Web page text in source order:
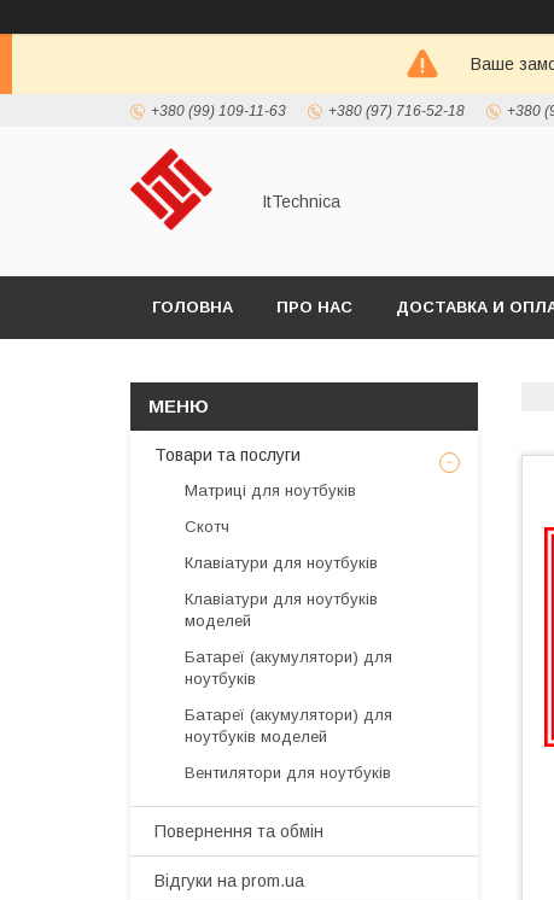
Ваше
+380 (99) 109-11-63 +380 (97) 716-52-18 +380
ItTechnica
ГОЛОВНА ПРО НАС ДОСТАВКА И
Товари та послуги
Матриці для ноутбуків
Скотч
Клавіатури для ноутбуків
Клавіатури для ноутбуків
моделей
Батареї (акумулятори) для
ноутбуків
Батареї (акумулятори) для
ноутбуків моделей
Вентилятори для ноутбуків
Повернення та обмін
Відгуки на prom.ua